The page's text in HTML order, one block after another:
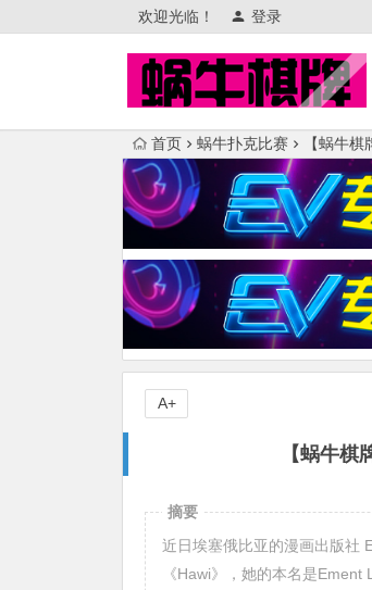
欢迎光临！ 登录
首页 蜗牛扑克比赛 【蜗牛
【蜗牛
A+
摘要
近日埃塞俄比亚的漫画出版社
《Hawi》，她的本名是